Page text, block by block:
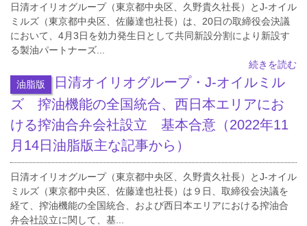
日清オイリオグループ（東京都中央区、久野貴久社長）とJ-オイル
ミルズ（東京都中央区、佐藤達也社長）は、20日の取締役会決議
において、4月3日を効力発生日として共同新設分割により新設す
る製油パートナーズ...
続きを読む
油脂版
日清オイリオグループ・J-オイルミル
ズ 搾油機能の全国統合、西日本エリアにお
ける搾油合弁会社設立 基本合意（2022年11
月14日油脂版主な記事から）
日清オイリオグループ（東京都中央区、久野貴久社長）とJ-オイル
ミルズ（東京都中央区、佐藤達也社長）は９日、取締役会決議を
経て、搾油機能の全国統合、および西日本エリアにおける搾油合
弁会社設立に関して、基...